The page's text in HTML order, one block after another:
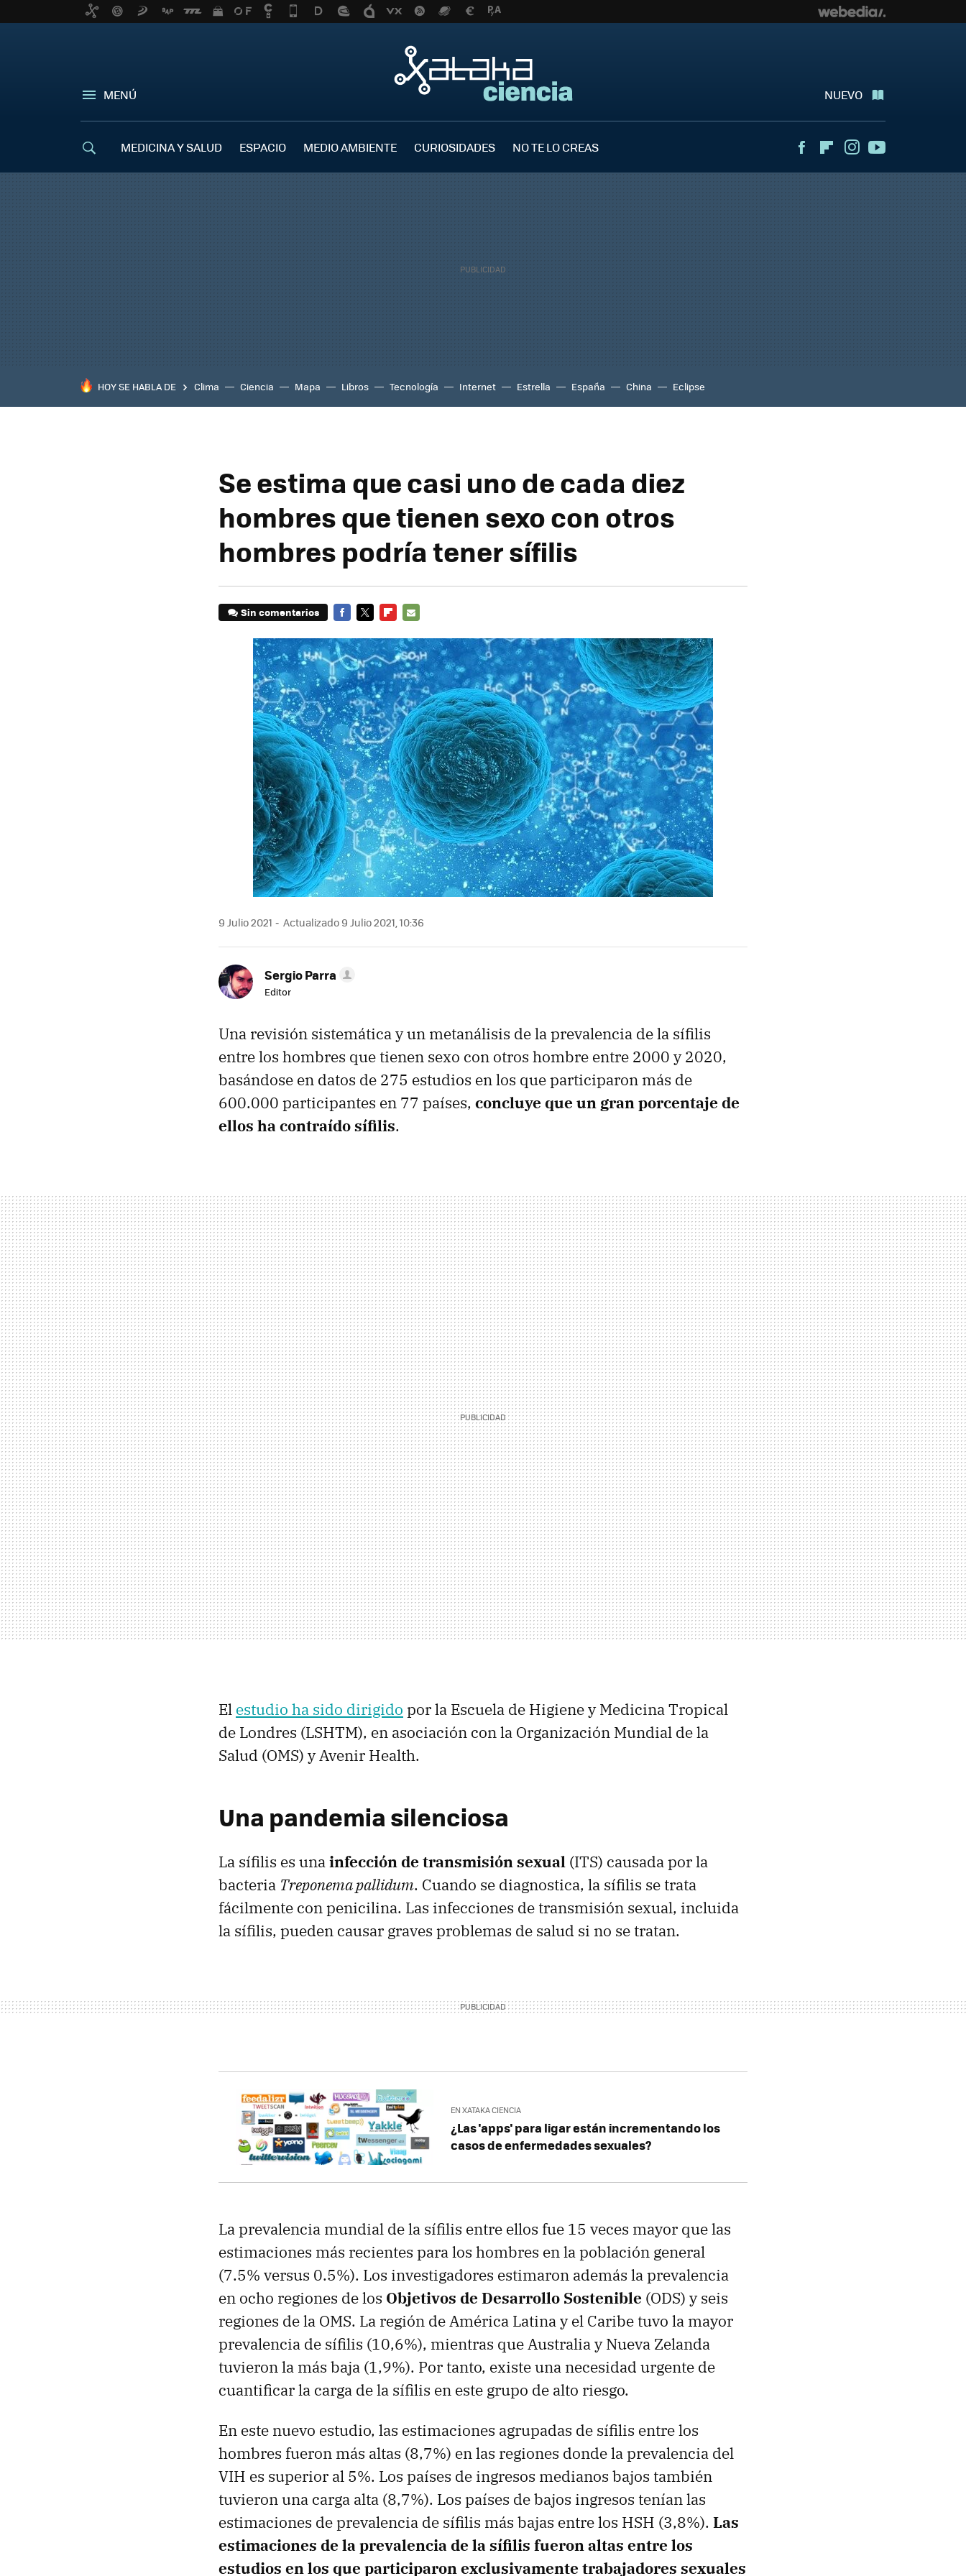
MENÚ NUEVO
MEDICINA Y SALUD ESPACIO MEDIO AMBIENTE CURIOSIDADES NO TE LO CREAS FacebookFlipboardInstagram
HOY SE HABLA DE Clima Ciencia Mapa Libros Tecnología Internet Estrella España China Eclipse
Se estima que casi uno de cada diez
hombres que tienen sexo con otros
hombres podría tener sífilis
Sin comentarios
MAIL
9 Julio 2021 Actualizado 9 Julio 2021, 10:36
Sergio Parra
Editor
Una revisión sistemática y un metanálisis de la prevalencia de la sífilis
entre los hombres que tienen sexo con otros hombre entre 2000 y 2020,
basándose en datos de 275 estudios en los que participaron más de
600.000 participantes en 77 países, concluye que un gran porcentaje de
ellos ha contraído sífilis.
El estudio ha sido dirigido por la Escuela de Higiene y Medicina Tropical
de Londres (LSHTM), en asociación con la Organización Mundial de la
Salud (OMS) y Avenir Health.
Una pandemia silenciosa
La sífilis es unainfección de transmisión sexual (ITS) causada por la
bacteria Treponema pallidum. Cuando se diagnostica, la sífilis se trata
fácilmente con penicilina. Las infecciones de transmisión sexual, incluida
la sífilis, pueden causar graves problemas de salud si no se tratan.
EN XATAKA CIENCIA
¿Las 'apps' para ligar están incrementando los
casos de enfermedades sexuales?
La prevalencia mundial de la sífilis entre ellos fue 15 veces mayor que las
estimaciones más recientes para los hombres en la población general
(7.5% versus 0.5%). Los investigadores estimaron además la prevalencia
en ocho regiones de los Objetivos de Desarrollo Sostenible (ODS) y seis
regiones de la OMS. La región de América Latina y el Caribe tuvo la mayor
prevalencia de sífilis (10,6%), mientras que Australia y Nueva Zelanda
tuvieron la más baja (1,9%). Por tanto, existe una necesidad urgente de
cuantificar la carga de la sífilis en este grupo de alto riesgo.
En este nuevo estudio, las estimaciones agrupadas de sífilis entre los
hombres fueron más altas (8,7%) en las regiones donde la prevalencia del
VIH es superior al 5%. Los países de ingresos medianos bajos también
tuvieron una carga alta (8,7%). Los países de bajos ingresos tenían las
estimaciones de prevalencia de sífilis más bajas entre los HSH (3,8%). Las
estimaciones de la prevalencia de la sífilis fueron altas entre los
estudios en los que participaron exclusivamente trabajadores sexuales